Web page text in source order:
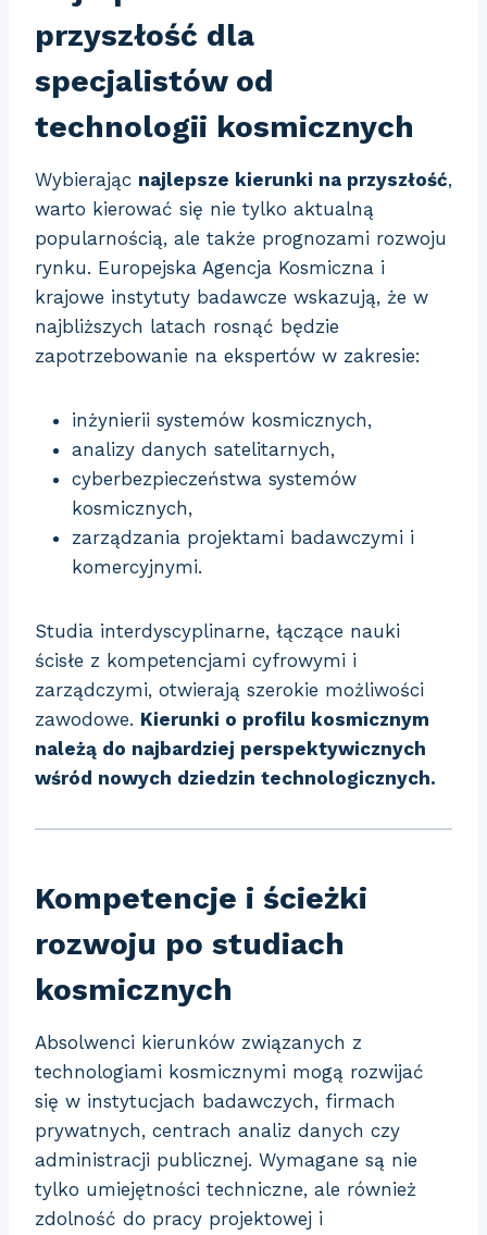
przyszłość dla
specjalistów od
technologii kosmicznych
Wybierając najlepsze kierunki na przyszłość,
warto kierować się nie tylko aktualną
popularnością, ale także prognozami rozwoju
rynku. Europejska Agencja Kosmiczna i
krajowe instytuty badawcze wskazują, że w
najbliższych latach rosnąć będzie
zapotrzebowanie na ekspertów w zakresie:
inżynierii systemów kosmicznych,
analizy danych satelitarnych,
cyberbezpieczeństwa systemów
kosmicznych,
zarządzania projektami badawczymi i
komercyjnymi.
Studia interdyscyplinarne, łączące nauki
ścisłe z kompetencjami cyfrowymi i
zarządczymi, otwierają szerokie możliwości
zawodowe. Kierunki o profilu kosmicznym
należą do najbardziej perspektywicznych
wśród nowych dziedzin technologicznych.
Kompetencje i ścieżki
rozwoju po studiach
kosmicznych
Absolwenci kierunków związanych z
technologiami kosmicznymi mogą rozwijać
się w instytucjach badawczych, firmach
prywatnych, centrach analiz danych czy
administracji publicznej. Wymagane są nie
tylko umiejętności techniczne, ale również
zdolność do pracy projektowej i